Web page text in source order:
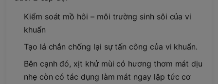
Kiểm soát mồ hôi – môi trường sinh sôi của vi
khuẩn
Tạo lá chắn chống lại sự tấn công của vi khuẩn.
Bên cạnh đó, xịt khử mùi có hương thơm mát dịu
nhẹ còn có tác dụng làm mát ngay lập tức cơ